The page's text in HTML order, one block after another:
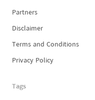
Partners
Disclaimer
Terms and Conditions
Privacy Policy
Tags